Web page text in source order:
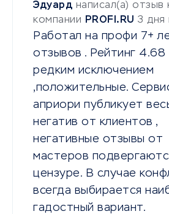
Эдуард написал(а) отзыв
компании PROFI.RU 3 дня
Работал на профи 7+
отзывов . Рейтинг 4.68
редким исключением
,положительные.
априори публикует
негатив от клиентов ,
негативные отзывы от
мастеров
цензуре. В случае
всегда выбирается
гадостный вариант.